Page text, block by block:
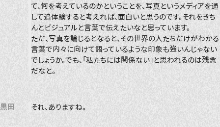
て、何を考えているのかということを、写真というメディアを通
して追体験すると考えれば、面白いと思うのです。それをきち
んとビジュアルと言葉で伝えたいなと思っています。
ただ、写真を論じるとなると、その世界の人たちだけがわかる
言葉で内々に向けて語っているような印象も強いんじゃない
でしょうか。でも、「私たちには関係ない」と思われるのは残念
だなと。
黒田 それ、ありますね。